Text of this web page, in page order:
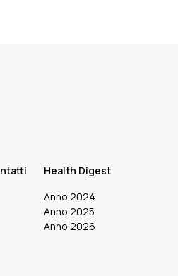
Health Digest
Anno 2024
Anno 2025
Anno 2026